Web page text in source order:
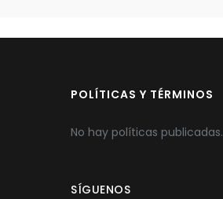
POLÍTICAS Y TÉRMINOS
No hay políticas publicadas.
SÍGUENOS